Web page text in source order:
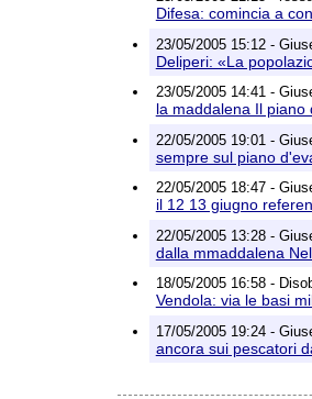
Difesa: comincia a
23/05/2005 15:12 -
Deliperi: «La
23/05/2005 14:41 -
la maddalena Il piano
22/05/2005 19:01 -
sempre sul piano
22/05/2005 18:47 -
il 12 13 giugno
22/05/2005 13:28 -
dalla mmaddalena
18/05/2005 16:58 -
Vendola: via le basi
17/05/2005 19:24 -
ancora sui pescatori